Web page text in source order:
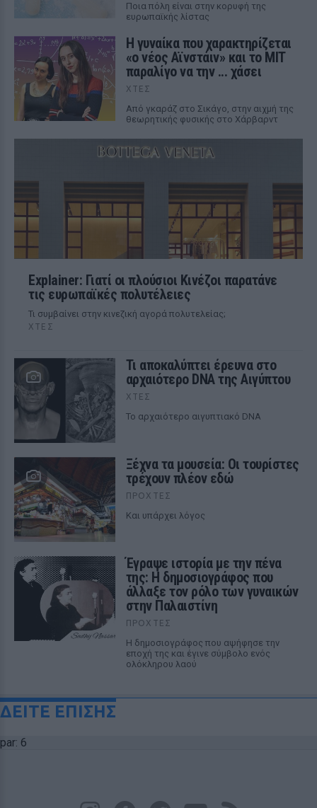
Ποια πόλη είναι στην κορυφή της
ευρωπαϊκής λίστας
Η γυναίκα που χαρακτηρίζεται
«ο νέος Αϊνστάιν» και το MIT
παραλίγο να την ... χάσει
ΧΤΕΣ
Από γκαράζ στο Σικάγο, στην αιχμή της
θεωρητικής φυσικής στο Χάρβαρντ
Explainer: Γιατί οι πλούσιοι Κινέζοι παρατάνε
τις ευρωπαϊκές πολυτέλειες
Τι συμβαίνει στην κινεζική αγορά πολυτελείας;
ΧΤΕΣ
Τι αποκαλύπτει έρευνα στο
αρχαιότερο DNA της Αιγύπτου
ΧΤΕΣ
Το αρχαιότερο αιγυπτιακό DNA
Ξέχνα τα μουσεία: Οι τουρίστες
τρέχουν πλέον εδώ
ΠΡΟΧΤΈΣ
Και υπάρχει λόγος
Έγραψε ιστορία με την πένα
της: Η δημοσιογράφος που
άλλαξε τον ρόλο των γυναικών
στην Παλαιστίνη
ΠΡΟΧΤΈΣ
Η δημοσιογράφος που αψήφησε την
εποχή της και έγινε σύμβολο ενός
ολόκληρου λαού
ΔΕΙΤΕ ΕΠΙΣΗΣ
par: 6